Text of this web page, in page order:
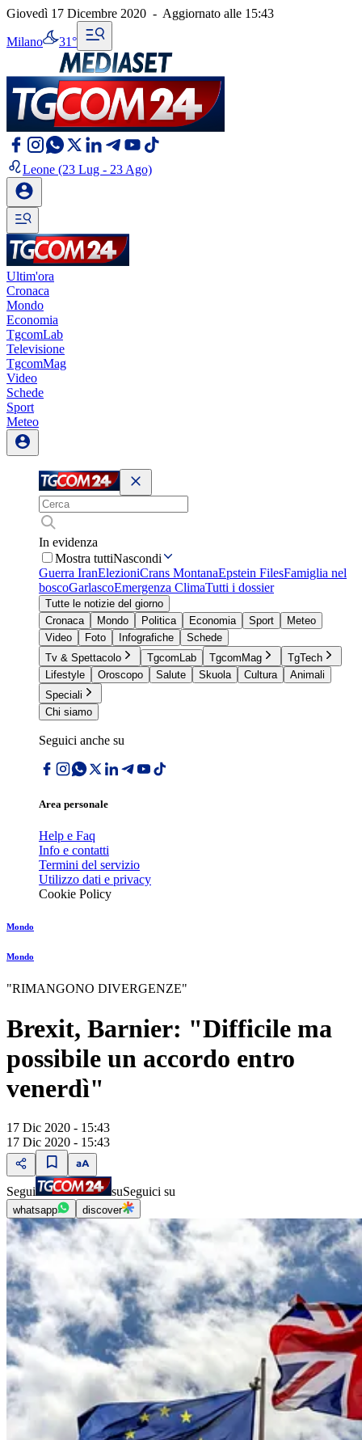
Giovedì 17 Dicembre 2020 - Aggiornato alle 15:43
Milano 31°
Leone (23 Lug - 23 Ago)
Ultim'ora
Cronaca
Mondo
Economia
TgcomLab
Televisione
TgcomMag
Video
Schede
Sport
Meteo
In evidenza
Mostra tuttiNascondi
Guerra IranElezioniCrans MontanaEpstein FilesFamiglia nel
boscoGarlascoEmergenza ClimaTutti i dossier
Tutte le notizie del giorno
Cronaca
Mondo Politica Economia Sport
Meteo
Video
Foto Infografiche
Schede
Tv & Spettacolo
TgcomLab TgcomMag
TgTech
Lifestyle
Oroscopo Salute Skuola Cultura
Animali
Speciali
Chi siamo
Seguici anche su
Area personale
Help e Faq
Info e contatti
Termini del servizio
Utilizzo dati e privacy
Cookie Policy
Mondo
Mondo
"RIMANGONO DIVERGENZE"
Brexit, Barnier: "Difficile ma
possibile un accordo entro
venerdì"
17 Dic 2020 - 15:43
17 Dic 2020 - 15:43
Segui suSeguici su
whatsapp discover